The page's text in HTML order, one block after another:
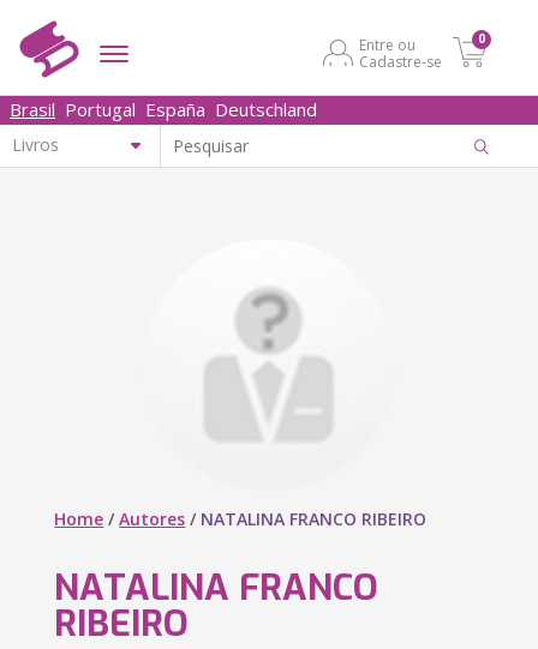
Entre ou
Cadastre-se
0
Brasil Portugal España Deutschland
Home /Autores / NATALINA FRANCO RIBEIRO
NATALINA FRANCO
RIBEIRO